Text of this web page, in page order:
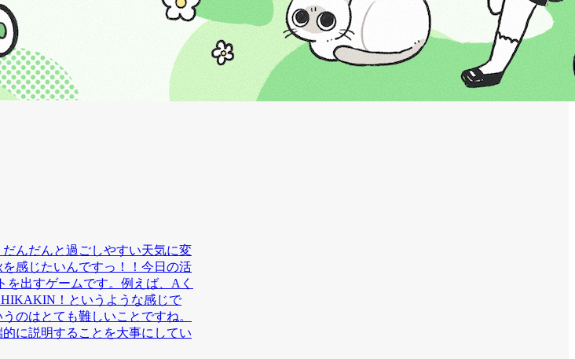
んだんと過ごしやすい天気に変
感じたいんですっ！！今日の活
出すゲームです。例えば、Aく
！というような感じで
のはとても難しいことですね。
に説明することを大事にしてい